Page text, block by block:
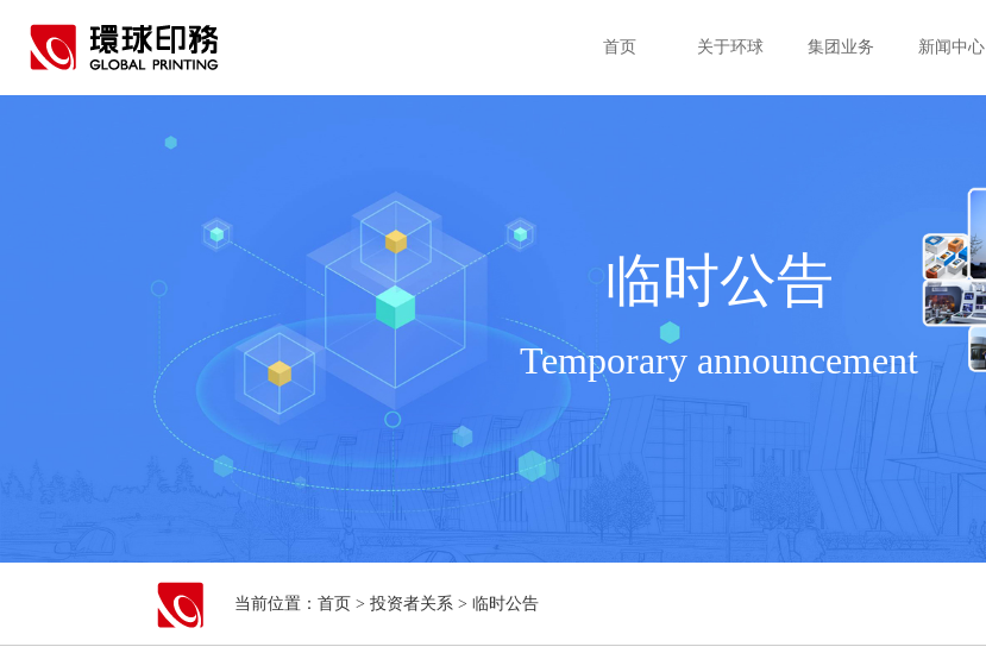
首页 关于环球 集团业务 新闻中心
临时公告
Temporary announcement
当前位置： 首页 > 投资者关系 > 临时公告